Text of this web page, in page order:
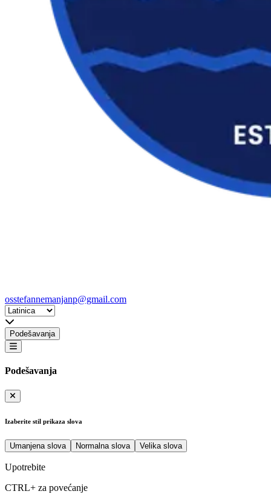
osstefannemanjanp@gmail.com
Podešavanja
Podešavanja
Izaberite stil prikaza slova
Umanjena slova Normalna slova Velika slova
Upotrebite
CTRL+ za povećanje